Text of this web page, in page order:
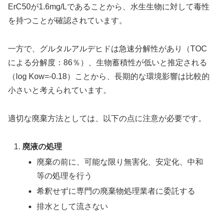
ErC50が1.6mg/Lであることから、水生生物に対して毒性
を持つことが確認されています。
一方で、グルタルアルデヒドは急速分解性があり（TOC
による分解度：86％）、生物蓄積性が低いと推定される
（log Kow=-0.18）ことから、長期的な環境影響は比較的
小さいと考えられています。
適切な廃棄方法としては、以下の点に注意が必要です。
廃液の処理
廃棄の前に、可能な限り無害化、安定化、中和
等の処理を行う
希釈せずに専門の廃棄物処理業者に委託する
排水として流さない